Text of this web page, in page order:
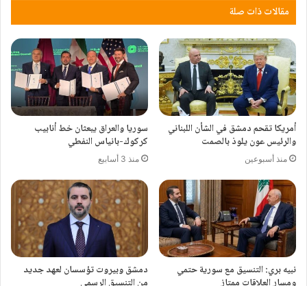
مقالات ذات صلة
أمريكا تقحم دمشق في الشأن اللبناني
والرئيس عون يلوذ بالصمت
منذ أسبوعين
سوريا والعراق يبعثان خط أنابيب
كركوك-بانياس النفطي
منذ 3 أسابيع
نبيه بري: التنسيق مع سورية حتمي دمشق وبيروت تؤسسان لعهد جديد